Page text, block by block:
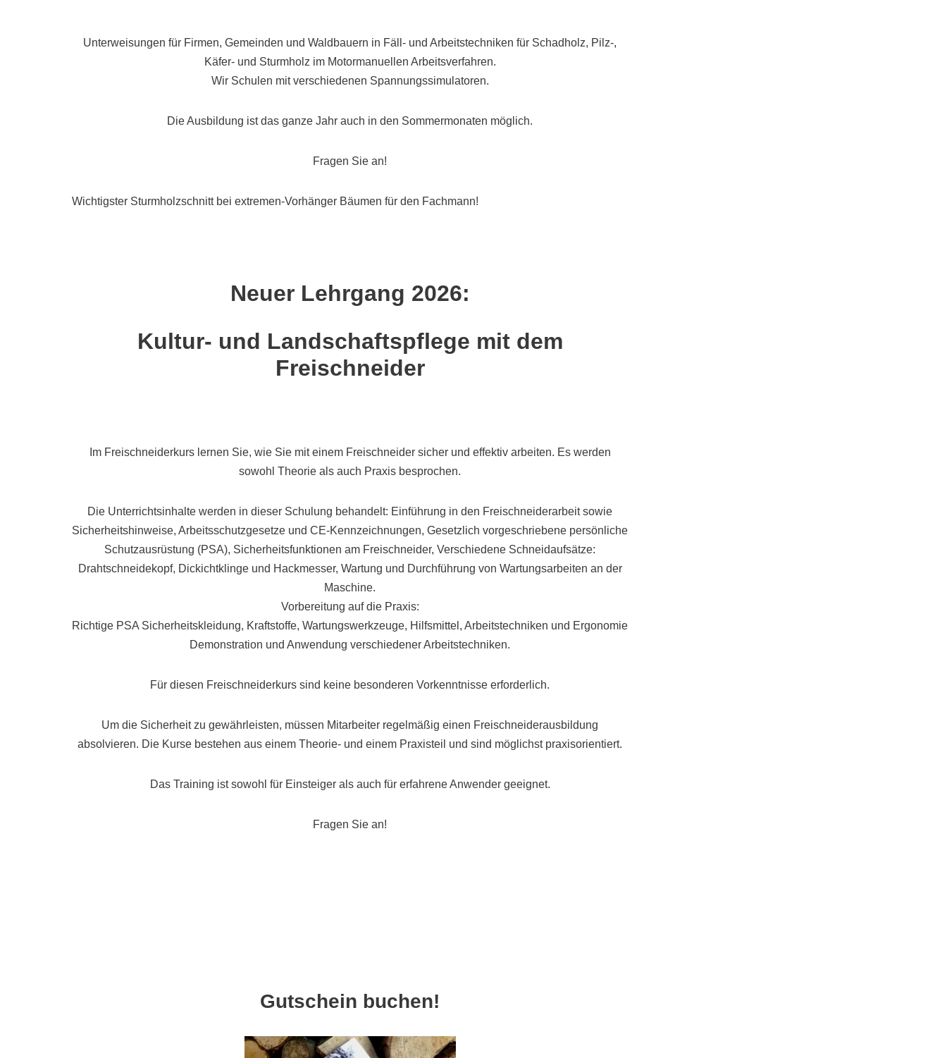
Unterweisungen für Firmen, Gemeinden und Waldbauern in Fäll- und Arbeitstechniken für Schadholz, Pilz-,
Käfer- und Sturmholz im Motormanuellen Arbeitsverfahren.
Wir Schulen mit verschiedenen Spannungssimulatoren.
Die Ausbildung ist das ganze Jahr auch in den Sommermonaten möglich.
Fragen Sie an!
Wichtigster Sturmholzschnitt bei extremen-Vorhänger Bäumen für den Fachmann!
Neuer Lehrgang 2026:
Kultur- und Landschaftspflege mit dem
Freischneider
Im Freischneiderkurs lernen Sie, wie Sie mit einem Freischneider sicher und effektiv arbeiten. Es werden
sowohl Theorie als auch Praxis besprochen.
Die Unterrichtsinhalte werden in dieser Schulung behandelt: Einführung in den Freischneiderarbeit sowie
Sicherheitshinweise, Arbeitsschutzgesetze und CE-Kennzeichnungen, Gesetzlich vorgeschriebene persönliche
Schutzausrüstung (PSA), Sicherheitsfunktionen am Freischneider, Verschiedene Schneidaufsätze:
Drahtschneidekopf, Dickichtklinge und Hackmesser, Wartung und Durchführung von Wartungsarbeiten an der
Maschine.
Vorbereitung auf die Praxis:
Richtige PSA Sicherheitskleidung, Kraftstoffe, Wartungswerkzeuge, Hilfsmittel, Arbeitstechniken und Ergonomie
Demonstration und Anwendung verschiedener Arbeitstechniken.
Für diesen Freischneiderkurs sind keine besonderen Vorkenntnisse erforderlich.
Um die Sicherheit zu gewährleisten, müssen Mitarbeiter regelmäßig einen Freischneiderausbildung
absolvieren. Die Kurse bestehen aus einem Theorie- und einem Praxisteil und sind möglichst praxisorientiert.
Das Training ist sowohl für Einsteiger als auch für erfahrene Anwender geeignet.
Fragen Sie an!
Gutschein buchen!